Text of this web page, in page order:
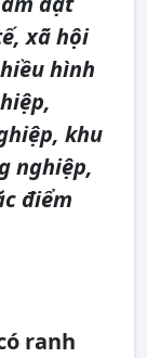
xã hội
hình
khu
nghiệp,
điểm
ranh